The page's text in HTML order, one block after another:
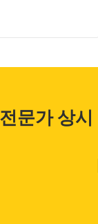
문가 상시